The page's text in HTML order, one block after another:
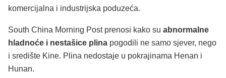
komercijalna i industrijska poduzeća.
South China Morning Post prenosi kako su abnormalne
hladnoće i nestašice plina pogodili ne samo sjever, nego
i središte Kine. Plina nedostaje u pokrajinama Henan i
Hunan.